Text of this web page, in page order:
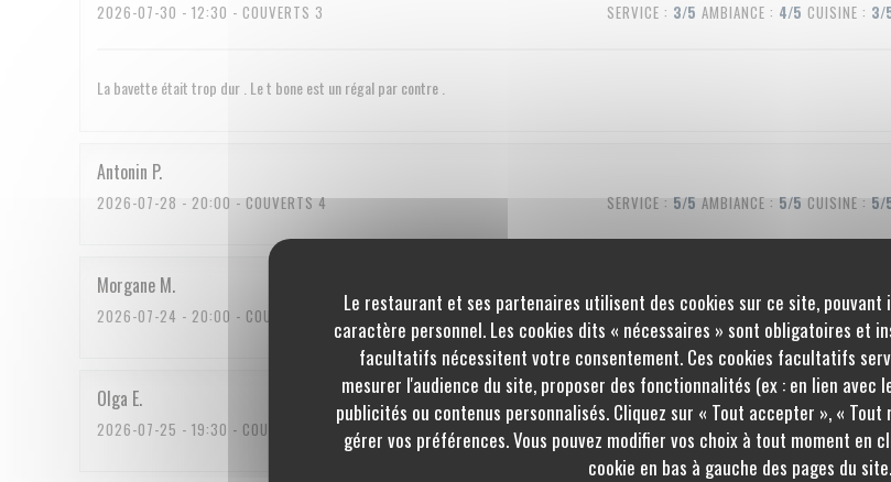
Le restaurant et ses partenaires utilisent des cookies sur ce site, pouvant
caractère personnel. Les cookies dits « nécessaires » sont obligatoires et
facultatifs nécessitent votre consentement. Ces cookies facultatifs
mesurer l'audience du site, proposer des fonctionnalités (ex : en lien avec
publicités ou contenus personnalisés. Cliquez sur « Tout accepter », «
gérer vos préférences. Vous pouvez modifier vos choix à tout moment en
cookie en bas à gauche des pages du site.
2026-07-30 - 12:30 - COUVERTS 3 SERVICE : 3/5 AMBIANCE : 4/5 CUISINE : 3/
La bavette était trop dur . Le t bone est un régal par contre .
Antonin P
2026-07-28 - 20:00 - COUVERTS 4 SERVICE : 5/5 AMBIANCE : 5/5 CUISINE : 5/
Morgane M
2026-07-24 - 20:00 - COUVERTS 3 SERVICE: 5/5 AMBIANCE : 5 /5 CUISINE: 5/
Olga E
2026-07-25 - 19:30 - COUVERTS 2 SERVICE AMBIANCE 4 CUISINE /